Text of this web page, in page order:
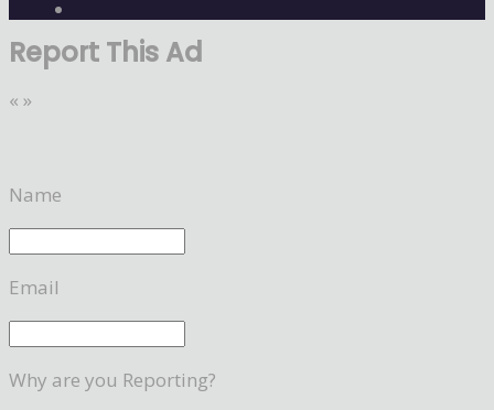
Report This Ad
« »
Name
Email
Why are you Reporting?